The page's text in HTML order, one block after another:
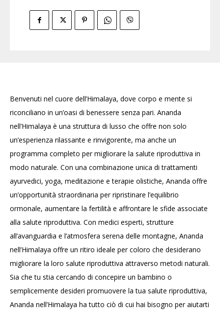
Benvenuti nel cuore dell’Himalaya, dove corpo e mente si
riconciliano in un’oasi di benessere senza pari. Ananda
nell’Himalaya è una struttura di lusso che offre non solo
un’esperienza rilassante e rinvigorente, ma anche un
programma completo per migliorare la salute riproduttiva in
modo naturale. Con una combinazione unica di trattamenti
ayurvedici, yoga, meditazione e terapie olistiche, Ananda offre
un’opportunità straordinaria per ripristinare l’equilibrio
ormonale, aumentare la fertilità e affrontare le sfide associate
alla salute riproduttiva. Con medici esperti, strutture
all’avanguardia e l’atmosfera serena delle montagne, Ananda
nell’Himalaya offre un ritiro ideale per coloro che desiderano
migliorare la loro salute riproduttiva attraverso metodi naturali.
Sia che tu stia cercando di concepire un bambino o
semplicemente desideri promuovere la tua salute riproduttiva,
Ananda nell’Himalaya ha tutto ciò di cui hai bisogno per aiutarti